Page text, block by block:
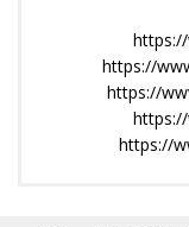
https://
https://
https://